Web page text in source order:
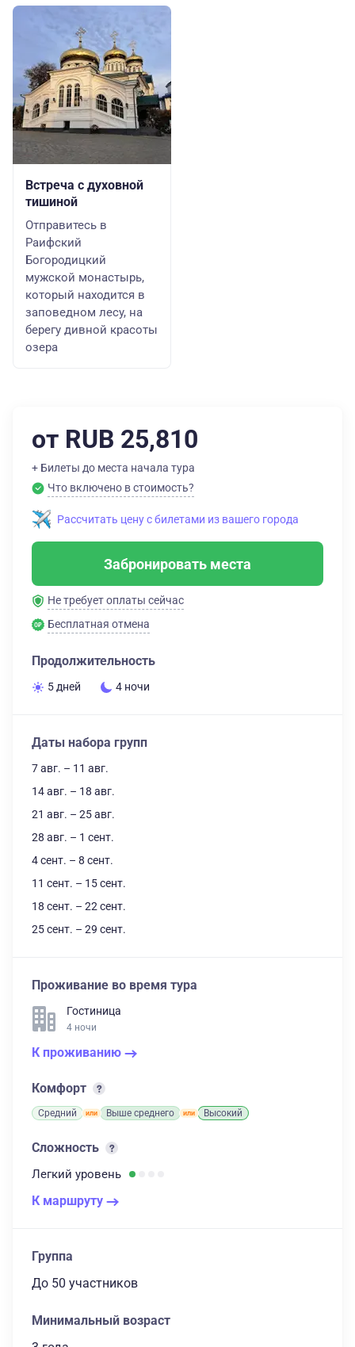
Встреча с духовной
тишиной
Отправитесь в
Раифский
Богородицкий
мужской монастырь,
который находится в
заповедном лесу, на
берегу дивной красоты
озера
от RUB 25,810
+ Билеты до места начала тура
Что включено в стоимость?
Рассчитать цену с билетами из вашего города
Забронировать места
Не требует оплаты сейчас
Бесплатная отмена
Продолжительность
5 дней 4 ночи
Даты набора групп
7 авг. – 11 авг.
14 авг. – 18 авг.
21 авг. – 25 авг.
28 авг. – 1 сент.
4 сент. – 8 сент.
11 сент. – 15 сент.
18 сент. – 22 сент.
25 сент. – 29 сент.
Проживание во время тура
Гостиница
4 ночи
К проживанию
Комфорт
Средний Выше среднего Высокий
Сложность
Легкий уровень
К маршруту
Группа
до 50 участников
Минимальный возраст